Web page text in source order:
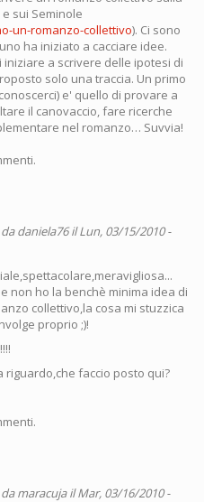
sui Seminole
un-romanzo-collettivo). Ci sono
ha iniziato a cacciare idee.
a scrivere delle ipotesi di
solo una traccia. Un primo
e' quello di provare a
il canovaccio, fare ricerche
nel romanzo… Suvvia!
daniela76il Lun, 03/15/2010 -
non ho la benchè minima idea di
collettivo,la cosa mi stuzzica
proprio ;)!
riguardo,che faccio posto qui?
maracujail Mar, 03/16/2010 -